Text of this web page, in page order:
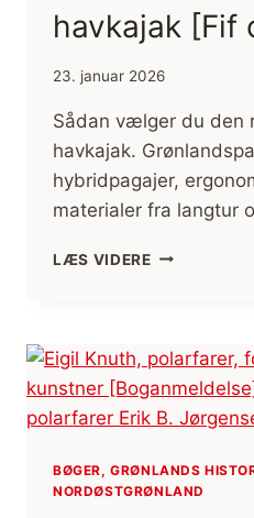
havkajak [Fif
23. januar 2026
Sådan vælger du den
havkajak.
hybridpagajer,
materialer fra langtur
LÆS VIDEREVALG
[FIF
OG
RÅD]
BØGER, GRØNLANDS
NORDØSTGRØNLAND